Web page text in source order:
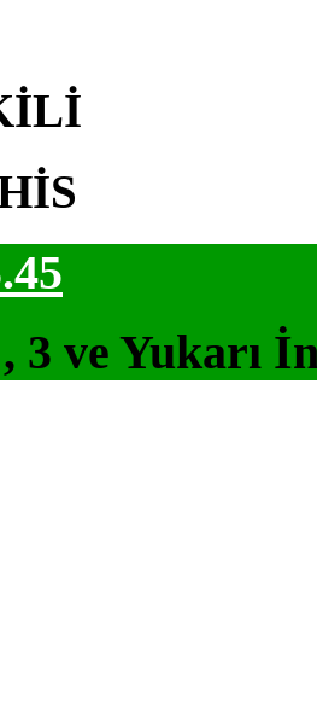
3 ve Yukarı